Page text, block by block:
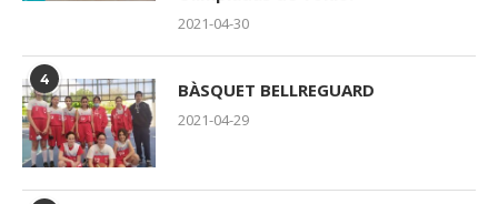
2021-04-30
4 BÀSQUET BELLREGUARD
2021-04-29